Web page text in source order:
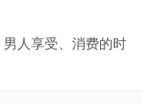
人享受、消费的时